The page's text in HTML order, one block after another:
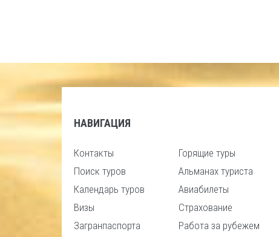
НАВИГАЦИЯ
Контакты
Поиск туров
Календарь туров
Визы
Загранпаспорта
Горящие туры
Альманах туриста
Авиабилеты
Страхование
Работа за рубежем